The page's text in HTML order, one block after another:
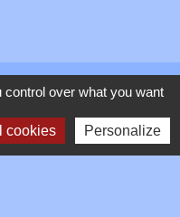
over what you want
cookies Personalize